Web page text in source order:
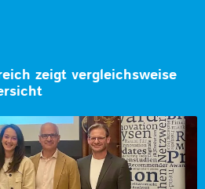
zeigt vergleichsweise